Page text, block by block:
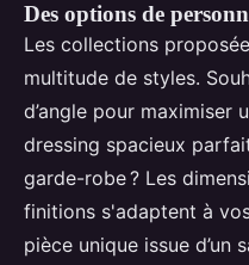
Des options de
Les collections
multitude de styles.
d’angle pour maximiser
dressing spacieux
garde-robe ? Les
finitions s'adaptent à
pièce unique issue d’un